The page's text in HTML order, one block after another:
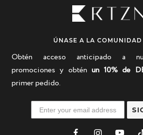
ÚNASE A LA
Obtén acceso anticipado a
promociones y obtén un 10% de
primer pedido.